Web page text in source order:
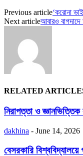
Previous article‘করোনা
Next articleআবারও বাগদাদে
RELATED
নিরাপত্তা ও
dakhina - June 14, 2026
বেসরকারি